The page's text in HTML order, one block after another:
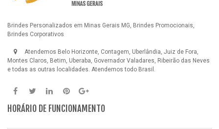
Brindes Personalizados em Minas Gerais MG, Brindes Promocionais,
Brindes Corporativos
Atendemos Belo Horizonte, Contagem, Uberlândia, Juiz de Fora,
Montes Claros, Betim, Uberaba, Governador Valadares, Ribeirão das Neves
e todas as outras localidades. Atendemos todo Brasil.
HORÁRIO DE FUNCIONAMENTO